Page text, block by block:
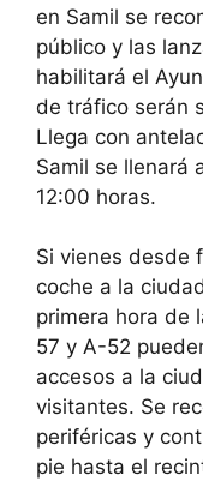
en Samil se
público y las
habilitará el
de tráfico serán
Llega con
Samil se llenará
12:00 horas.
Si vienes desde
coche a la
primera hora de
57 y A-52
accesos a la
visitantes. Se
periféricas y
pie hasta el